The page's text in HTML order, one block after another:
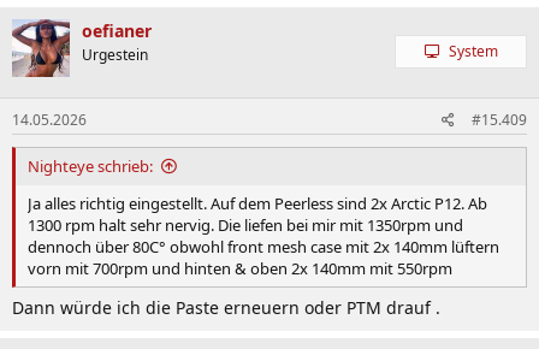
oefianer
Urgestein System
14.05.2026 #15.409
Nighteye schrieb:
Ja alles richtig eingestellt. Auf dem Peerless sind 2x Arctic P12. Ab
1300 rpm halt sehr nervig. Die liefen bei mir mit 1350rpm und
dennoch über 80C° obwohl front mesh case mit 2x 140mm lüftern
vorn mit 700rpm und hinten & oben 2x 140mm mit 550rpm
Dann würde ich die Paste erneuern oder PTM drauf .